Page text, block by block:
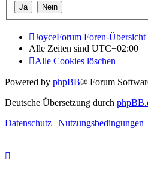
JoyceForum Foren-Übersicht
Alle Zeiten sind UTC+02:00
Alle Cookies löschen
Powered by phpBB® Forum
Deutsche Übersetzung durch
Datenschutz | Nutzungsbedingungen